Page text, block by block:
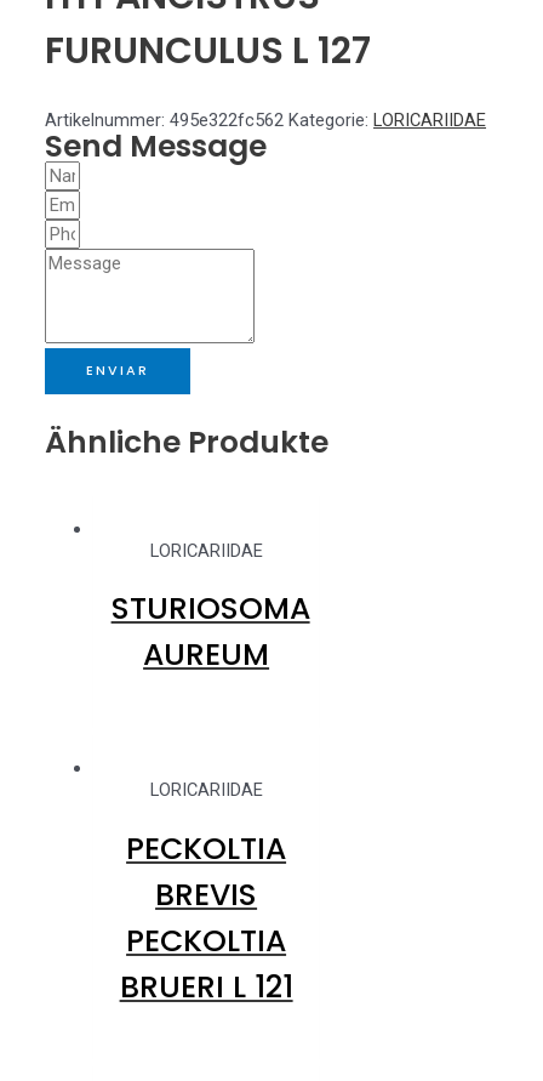
FURUNCULUS L 127
Artikelnummer:495e322fc562 Kategorie:LORICARIIDAE
Send Message
ENVIAR
Ähnliche Produkte
LORICARIIDAE
STURIOSOMA
AUREUM
LORICARIIDAE
PECKOLTIA
BREVIS
PECKOLTIA
BRUERI L 121